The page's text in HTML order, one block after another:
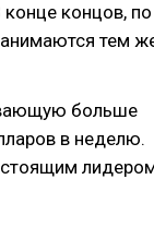
конце концов, по
тем
больше
в неделю.